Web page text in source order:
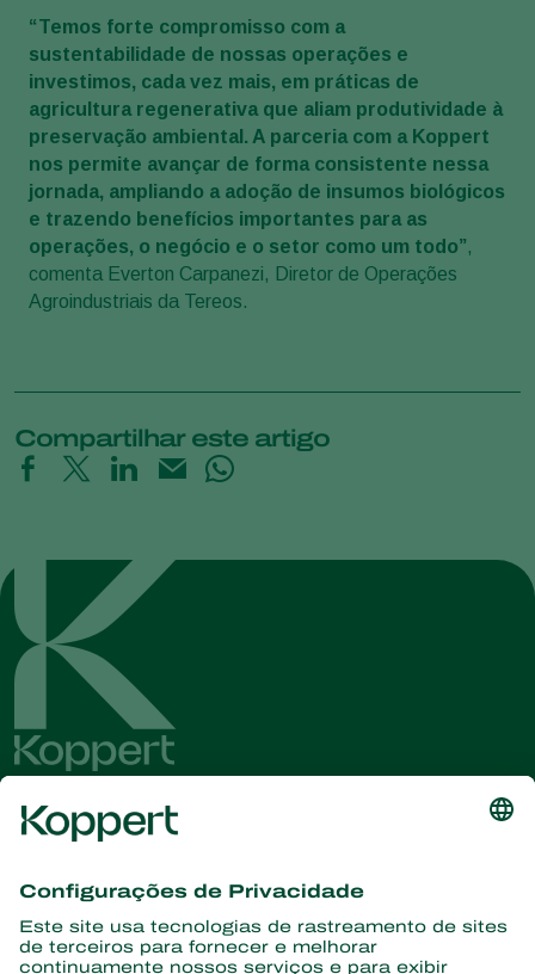
“Temos forte compromisso com a
sustentabilidade de nossas operações e
investimos, cada vez mais, em práticas de
agricultura regenerativa que aliam produtividade à
preservação ambiental. A parceria com a Koppert
nos permite avançar de forma consistente nessa
jornada, ampliando a adoção de insumos biológicos
e trazendo benefícios importantes para as
operações, o negócio e o setor como um todo”,
comenta Everton Carpanezi, Diretor de Operações
Agroindustriais da Tereos.
Compartilhar este artigo
informações
Assine aqui